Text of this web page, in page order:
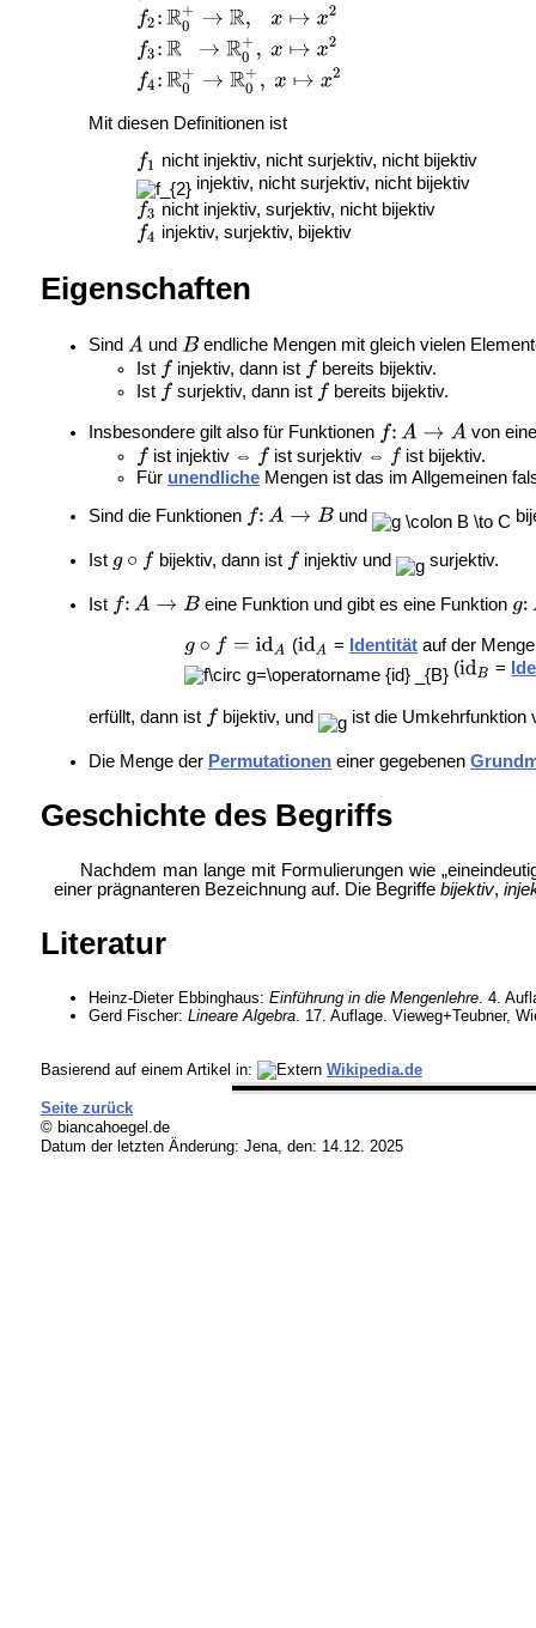
Mit diesen Definitionen ist
nicht injektiv, nicht surjektiv, nicht bijektiv
injektiv, nicht surjektiv, nicht bijektiv
nicht injektiv, surjektiv, nicht bijektiv
injektiv, surjektiv, bijektiv
Eigenschaften
Sind und
endliche Mengen mit gleich vielen
Ist
injektiv, dann ist
bereits bijektiv.
Ist
surjektiv, dann ist bereits bijektiv.
Insbesondere gilt also für Funktionen
von
ist injektiv ⇔
ist surjektiv ⇔
ist bijektiv.
Für unendlicheMengen ist das im Allgemeinen
Sind die Funktionen
und
Ist bijektiv, dann ist injektiv und surjektiv.
Ist eine Funktion und gibt es eine Funktion
( = Identität auf der
(
=
erfüllt, dann ist bijektiv, und ist die Umkehrfunktion
Die Menge der Permutationeneiner gegebenen
Geschichte des Begriffs
Nachdem man lange mit Formulierungen wie
einer prägnanteren Bezeichnung auf. Die Begriffe bijektiv,
Literatur
Heinz-Dieter Ebbinghaus: Einführung in die Mengenlehre. 4.
Gerd Fischer: Lineare Algebra. 17. Auflage. Vieweg+Teubner,
Basierend auf einem Artikel in: Wikipedia.de
Seite zurück
© biancahoegel.de
Datum der letzten Änderung: Jena, den: 14.12. 2025